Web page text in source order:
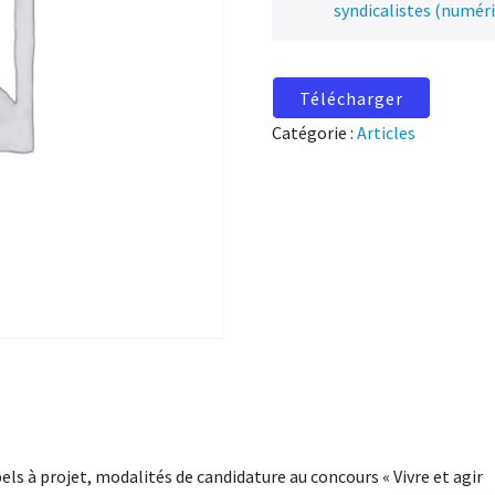
syndicalistes
Télécharger
Catégorie :Articles
à projet, modalités de candidature au concours « Vivre et agir